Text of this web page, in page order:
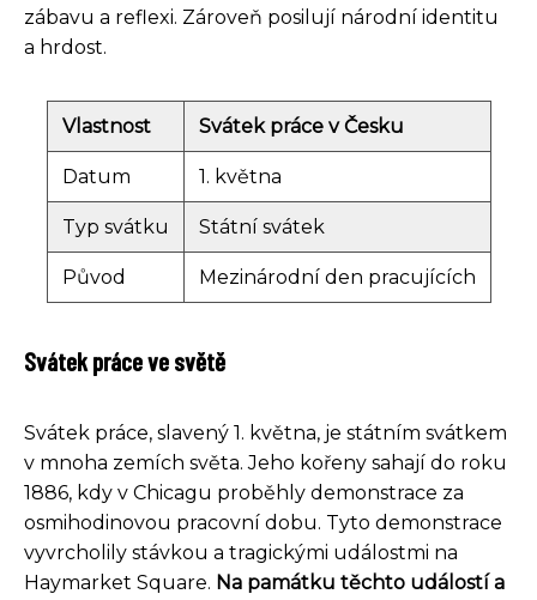
zábavu a reflexi. Zároveň posilují národní identitu
a hrdost.
Vlastnost Svátek práce v Česku
Datum 1. května
Typ svátku Státní svátek
Původ Mezinárodní den pracujících
Svátek práce ve světě
Svátek práce, slavený 1. května, je státním svátkem
v mnoha zemích světa. Jeho kořeny sahají do roku
1886, kdy v Chicagu proběhly demonstrace za
osmihodinovou pracovní dobu. Tyto demonstrace
vyvrcholily stávkou a tragickými událostmi na
Haymarket Square. Na památku těchto událostí a